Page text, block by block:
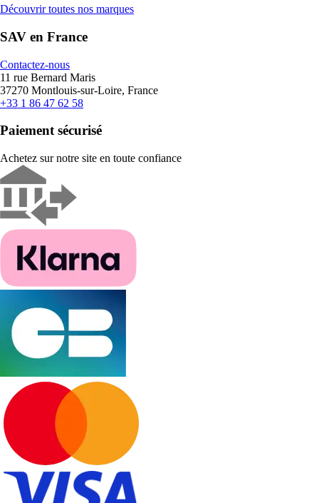
Découvrir toutes nos marques
SAV en France
Contactez-nous
11 rue Bernard Maris
37270 Montlouis-sur-Loire, France
+33 1 86 47 62 58
Paiement sécurisé
Achetez sur notre site en toute confiance